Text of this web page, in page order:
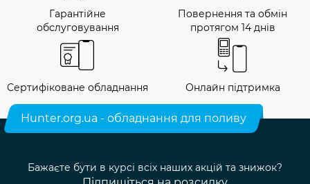
Гарантійне
обслуговування
Повернення та обмін
протягом 14 днів
Сертифіковане обладнання Онлайн підтримка
Hunter.org.ua - обладнання для поливу
Бажаєте бути в курсі всіх наших акцій та знижок?